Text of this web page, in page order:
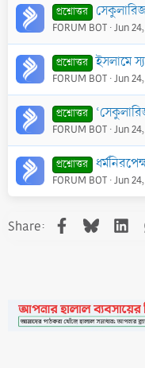
প্রশ্নোত্তর
FORUM BOT Jun
প্রশ্নোত্তর ইসলামে স্যাকুলারিজম বা
FORUM BOT Jun
প্রশ্নোত্তর
FORUM BOT Jun
প্রশ্নোত্তর
FORUM BOT Jun
Share: Facebook
Bluesky